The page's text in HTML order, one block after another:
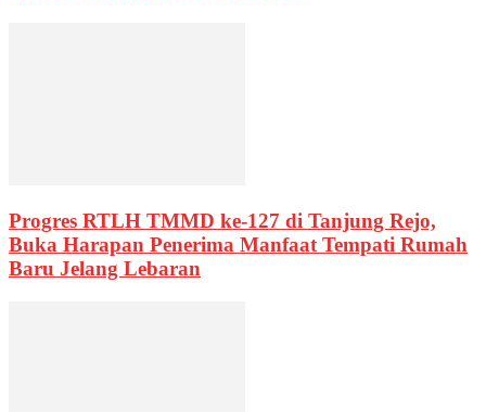
Progres RTLH TMMD ke-127 di Tanjung Rejo,
Buka Harapan Penerima Manfaat Tempati Rumah
Baru Jelang Lebaran